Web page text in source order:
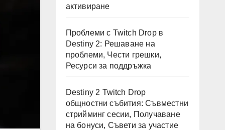
активиране
Проблеми с Twitch Drop в
Destiny 2: Решаване на
проблеми, Чести грешки,
Ресурси за поддръжка
Destiny 2 Twitch Drop
общностни събития: Съвместни
стрийминг сесии, Получаване
на бонуси, Съвети за участие